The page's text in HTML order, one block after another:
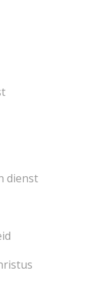
dienst